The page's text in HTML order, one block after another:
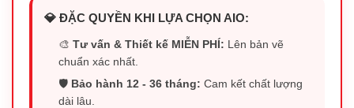
💎 ĐẶC QUYỀN KHI LỰA CHỌN AIO:
🎨Tư vấn & Thiết kế MIỄN PHÍ: Lên bản vẽ
chuẩn xác nhất.
🛡️ Bảo hành 12 - 36 tháng: Cam kết chất lượng
dài lâu.